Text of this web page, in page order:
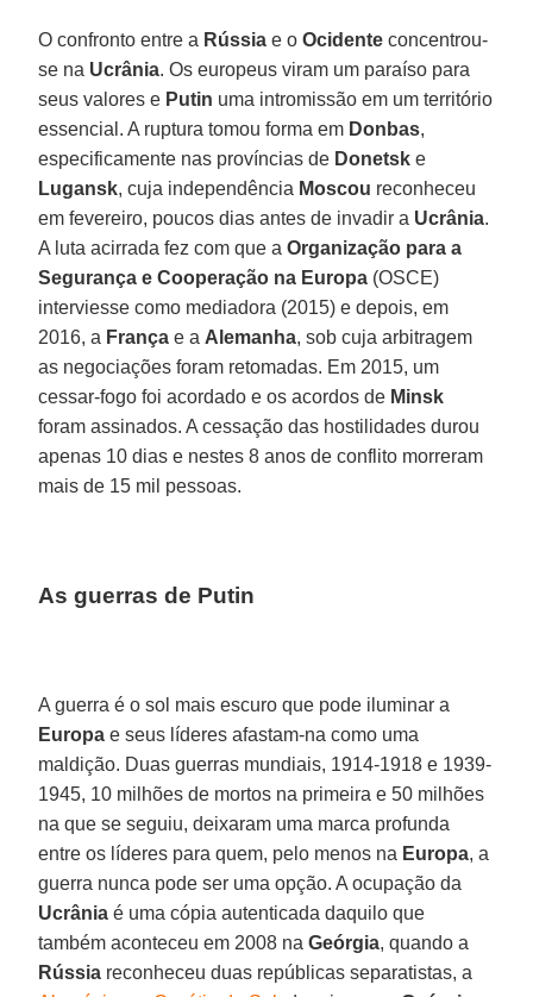
O confronto entre a Rússia e oOcidente concentrou-
se na Ucrânia. Os europeus viram um paraíso para
seus valores e Putin uma intromissão em um território
essencial. A ruptura tomou forma em Donbas,
especificamente nas províncias de Donetsk e
Lugansk, cuja independência Moscou reconheceu
em fevereiro, poucos dias antes de invadir a Ucrânia.
A luta acirrada fez com que aOrganização para a
Segurança e Cooperação na Europa (OSCE)
interviesse como mediadora (2015) e depois, em
2016, a França e a Alemanha, sob cuja arbitragem
as negociações foram retomadas. Em 2015, um
cessar-fogo foi acordado e os acordos de Minsk
foram assinados. A cessação das hostilidades durou
apenas 10 dias e nestes 8 anos de conflito morreram
mais de 15 mil pessoas.
As guerras de Putin
A guerra é o sol mais escuro que pode iluminar a
Europa e seus líderes afastam-na como uma
maldição. Duas guerras mundiais, 1914-1918 e 1939-
1945, 10 milhões de mortos na primeira e 50 milhões
na que se seguiu, deixaram uma marca profunda
entre os líderes para quem, pelo menos na Europa, a
guerra nunca pode ser uma opção. A ocupação da
Ucrânia é uma cópia autenticada daquilo que
também aconteceu em 2008 naGeórgia, quando a
Rússia reconheceu duas repúblicas separatistas, a